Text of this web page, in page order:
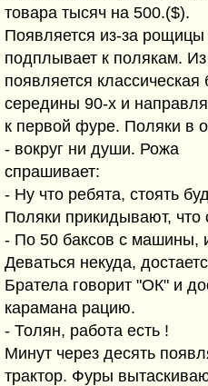
товара тысяч на 500.($).
Появляется из-за
подплывает к полякам.
появляется
середины 90-х и
к первой фуре. Поляки в
- вокруг ни души. Рожа
спрашивает:
- Ну что ребята, стоять
Поляки прикидывают, что
- По 50 баксов с машины,
Деваться некуда,
Братела говорит "ОК" и
карамана рацию.
- Толян, работа есть !
Минут через десять
трактор. Фуры